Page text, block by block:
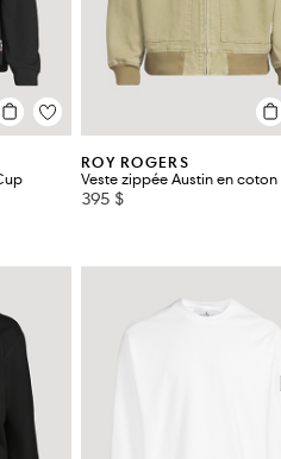
ROY ROGERS
Veste zippée Austin en coton
395 $